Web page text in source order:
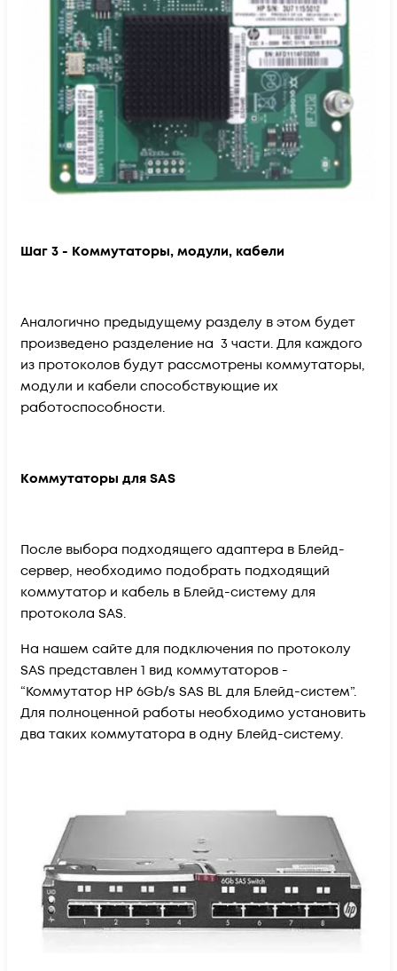
Шаг 3 - Коммутаторы, модули, кабели
Аналогично предыдущему разделу в этом будет
произведено разделение на 3 части. Для каждого
из протоколов будут рассмотрены коммутаторы,
модули и кабели способствующие их
работоспособности.
Коммутаторы для SAS
После выбора подходящего адаптера в Блейд-
сервер, необходимо подобрать подходящий
коммутатор и кабель в Блейд-систему для
протокола SAS.
На нашем сайте для подключения по протоколу
SAS представлен 1 вид коммутаторов -
“Коммутатор HP 6Gb/s SAS BL для Блейд-систем”.
Для полноценной работы необходимо установить
два таких коммутатора в одну Блейд-систему.